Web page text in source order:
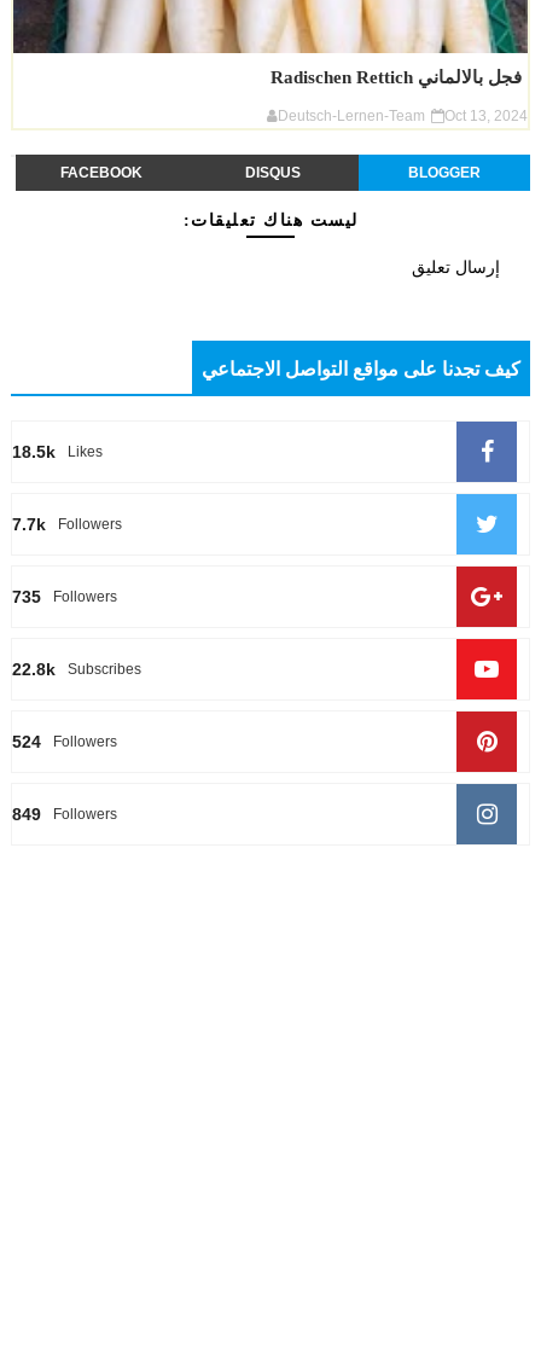
فجل بالالماني Radischen Rettich
Deutsch-Lernen-Team Oct 13, 2024
BLOGGER
DISQUS
FACEBOOK
ليست هناك تعليقات:
إرسال تعليق
كيف تجدنا على مواقع التواصل الاجتماعي
18.5k Likes
7.7k Followers
735 Followers
22.8k Subscribes
524 Followers
849 Followers